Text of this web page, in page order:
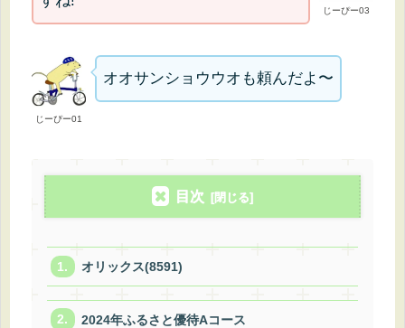
じーぴー03
じーぴー01
オオサンショウウオも頼んだよ〜
目次
オリックス(8591)
2024年ふるさと優待Aコース